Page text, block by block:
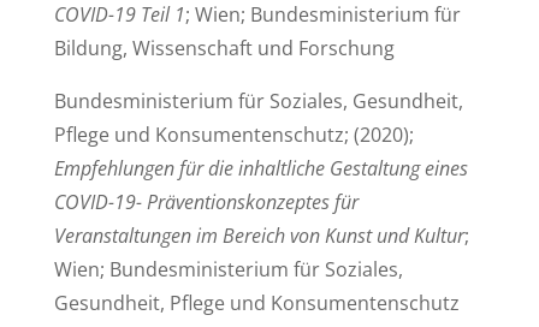
COVID-19 Teil 1; Wien; Bundesministerium für
Bildung, Wissenschaft und Forschung
Bundesministerium für Soziales, Gesundheit,
Pflege und Konsumentenschutz; (2020);
Empfehlungen für die inhaltliche Gestaltung eines
COVID-19- Präventionskonzeptes für
Veranstaltungen im Bereich von Kunst und Kultur;
Wien; Bundesministerium für Soziales,
Gesundheit, Pflege und Konsumentenschutz